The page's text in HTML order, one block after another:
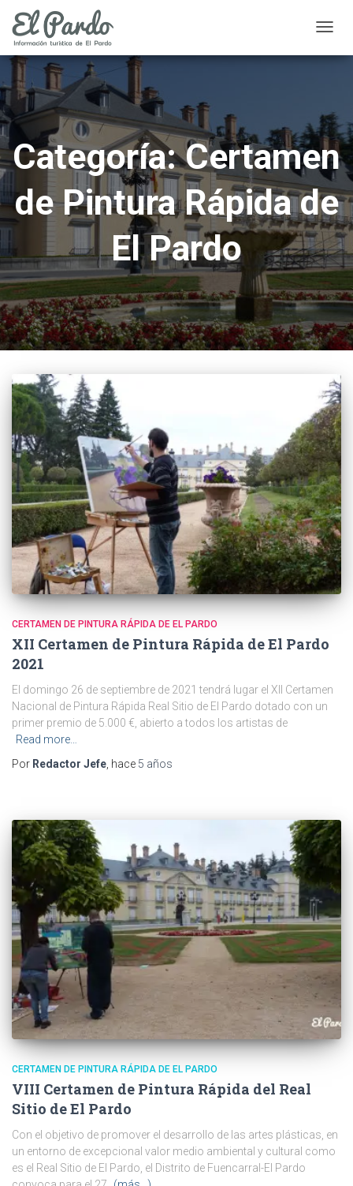
MODO
Categoría:Certamen
de Pintura Rápida de
El Pardo
CERTAMEN DE PINTURA RÁPIDA DE EL PARDO
XII Certamen de Pintura Rápida de El Pardo
2021
El domingo 26 de septiembre de 2021 tendrá lugar el XII Certamen
Nacional de Pintura Rápida Real Sitio de El Pardo dotado con un
primer premio de 5.000 €, abierto a todos los artistas de
Read more…
Por Redactor Jefe , hace 5 años
CERTAMEN DE PINTURA RÁPIDA DE EL PARDO
VIII Certamen de Pintura Rápida del Real
Sitio de El Pardo
Con el objetivo de promover el desarrollo de las artes plásticas, en
un entorno de excepcional valor medio ambiental y cultural como
es el Real Sitio de El Pardo, el Distrito de Fuencarral-El Pardo